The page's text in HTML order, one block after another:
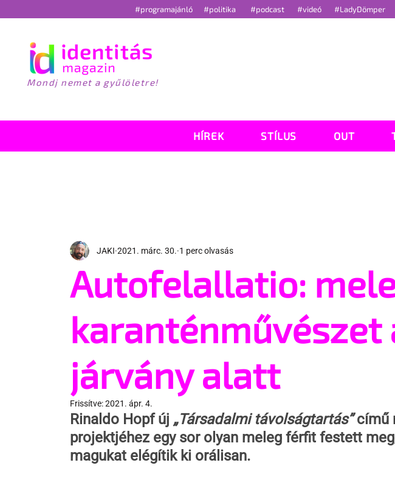
#programajánló #politika #podcast #videó #LadyDömper
Mondj nemet a gyűlöletre!
HÍREK STÍLUS OUT
Autofelallatio:
karanténművészet
járvány alatt
JAKI 2021. márc. 30. 1 perc olvasás
Frissítve:2021. ápr. 4.
Rinaldo Hopf új „Társadalmi távolságtartás” című
projektjéhez egy sor olyan meleg férfit festett
magukat elégítik ki orálisan.